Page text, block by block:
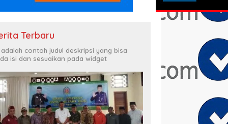
Terbaru
adalah contoh judul deskripsi yang bisa
isi dan sesuaikan pada widget